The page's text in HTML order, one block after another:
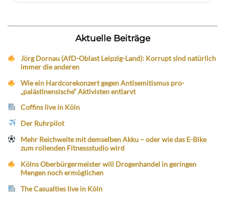
Aktuelle Beiträge
Jörg Dornau (AfD-Oblast Leipzig-Land): Korrupt sind natürlich
immer die anderen
Wie ein Hardcorekonzert gegen Antisemitismus pro-
„palästinensische“ Aktivisten entlarvt
Coffins live in Köln
Der Ruhrpilot
Mehr Reichweite mit demselben Akku – oder wie das E-Bike
zum rollenden Fitnessstudio wird
Kölns Oberbürgermeister will Drogenhandel in geringen
Mengen noch ermöglichen
The Casualties live in Köln